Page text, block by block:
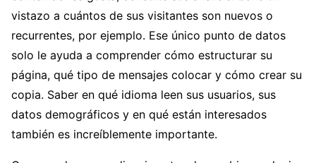
vistazo a cuántos de sus visitantes son nuevos o
recurrentes, por ejemplo. Ese único punto de datos
solo le ayuda a comprender cómo estructurar su
página, qué tipo de mensajes colocar y cómo crear su
copia. Saber en qué idioma leen sus usuarios, sus
datos demográficos y en qué están interesados
también es increíblemente importante.